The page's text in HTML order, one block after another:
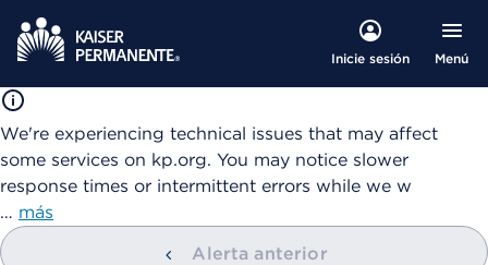
Inicie sesión Menú
We're experiencing technical issues that may affect
some services on kp.org. You may notice slower
response times or intermittent errors while we w
… más
Alerta anterior